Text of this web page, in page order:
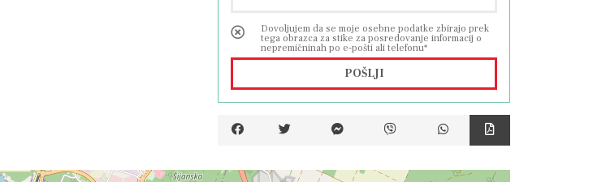
Dovoljujem da se moje osebne podatke zbirajo prek
tega obrazca za stike za posredovanje informacij o
nepremičninah po e-pošti ali telefonu*
POŠLJI